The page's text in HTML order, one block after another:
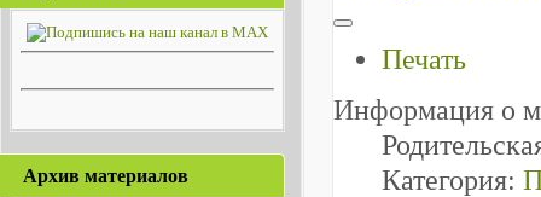
Архив материалов
Печать
Информация о
Категория: